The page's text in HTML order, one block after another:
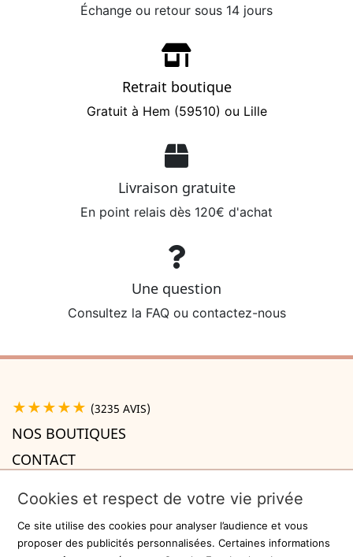
Échange ou retour sous 14 jours
Retrait boutique
Gratuit à Hem (59510) ou Lille
Livraison gratuite
En point relais dès 120€ d'achat
Une question
Consultez la FAQ ou contactez-nous
★★★★★ (3235 AVIS)
NOS BOUTIQUES
CONTACT
INFORMATIONS
Recevez la newsletter
Cookies et respect de votre vie privée
Ce site utilise des cookies pour analyser l’audience et vous
proposer des publicités personnalisées. Certaines informations